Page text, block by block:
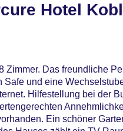
Hotel
Zimmer. Das freundliche
und eine
Hilfestellung bei der
Ein schöner